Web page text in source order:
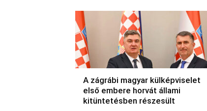
A zágrábi magyar külképviselet
első embere horvát állami
kitüntetésben részesült